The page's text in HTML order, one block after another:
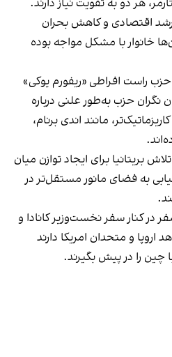
اقتصادی و کاهش بحران
خانوار با مشکل مواجه بوده
راست افراطی «ریفورم یوکی»
نگران حزب به‌طور علنی درباره
مانند اندی برنام،
بریتانیا برای ایجاد توازن میان
به فضای مانور مستقل‌تر در
در کنار سفر نخست‌وزیر کانادا و
و متحدان امریکا دارند
چین را در پیش بگیرند.